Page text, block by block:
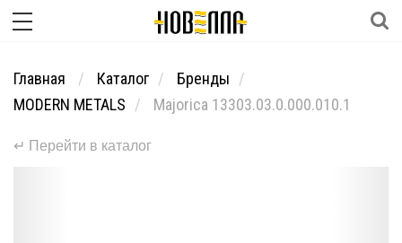
Главная Каталог
Бренды
MODERN METALS
Majorica 13303.03.0.000.010.1
↵ Перейти в каталог